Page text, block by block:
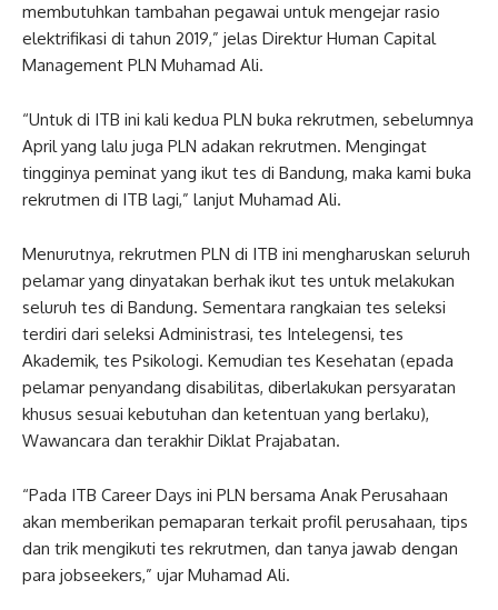
membutuhkan tambahan pegawai untuk mengejar rasio
elektrifikasi di tahun 2019,” jelas Direktur Human Capital
Management PLN Muhamad Ali.
“Untuk di ITB ini kali kedua PLN buka rekrutmen, sebelumnya
April yang lalu juga PLN adakan rekrutmen. Mengingat
tingginya peminat yang ikut tes di Bandung, maka kami buka
rekrutmen di ITB lagi,” lanjut Muhamad Ali.
Menurutnya, rekrutmen PLN di ITB ini mengharuskan seluruh
pelamar yang dinyatakan berhak ikut tes untuk melakukan
seluruh tes di Bandung. Sementara rangkaian tes seleksi
terdiri dari seleksi Administrasi, tes Intelegensi, tes
Akademik, tes Psikologi. Kemudian tes Kesehatan (epada
pelamar penyandang disabilitas, diberlakukan persyaratan
khusus sesuai kebutuhan dan ketentuan yang berlaku),
Wawancara dan terakhir Diklat Prajabatan.
“Pada ITB Career Days ini PLN bersama Anak Perusahaan
akan memberikan pemaparan terkait profil perusahaan, tips
dan trik mengikuti tes rekrutmen, dan tanya jawab dengan
para jobseekers,” ujar Muhamad Ali.